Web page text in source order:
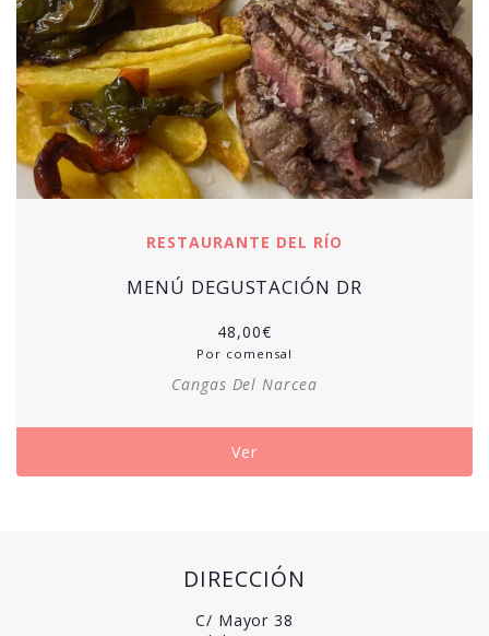
RESTAURANTE DEL RÍO
MENÚ DEGUSTACIÓN DR
48,00€
Por comensal
Cangas Del Narcea
Ver
DIRECCIÓN
C/ Mayor 38